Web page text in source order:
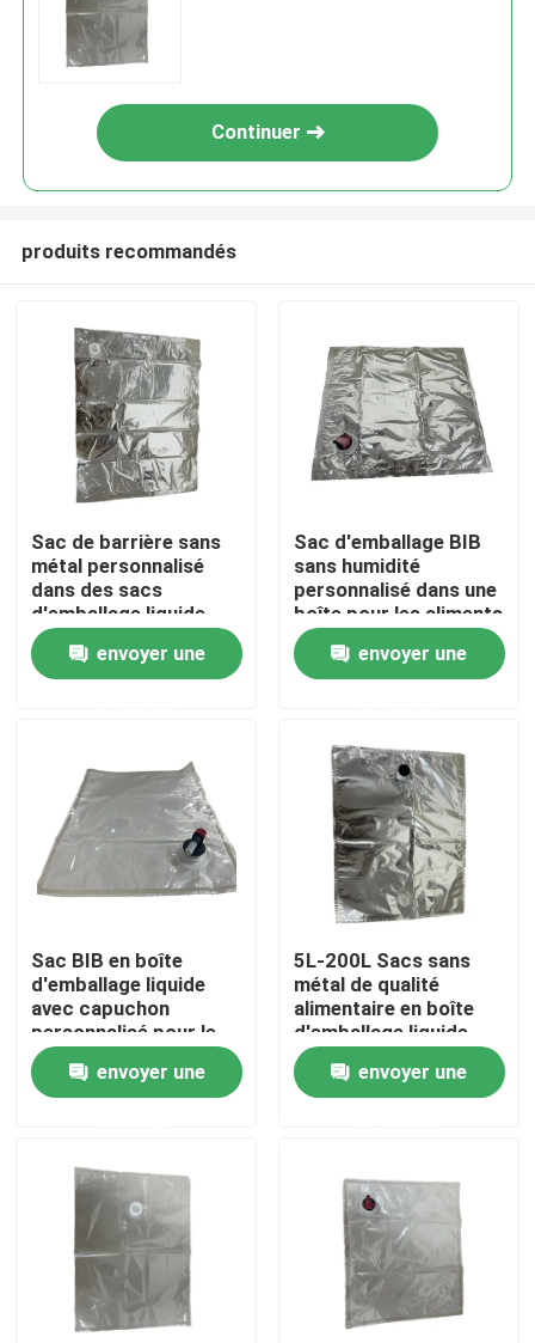
Maison
Au sujet de nous
Visite d'usine
Contrôle de qualité
Contactez-nous
Nouvelles
Poches d'emballage alimentaire
Pochette d'emballage de bec
Continuer
produits recommandés
Sac de barrière sans
métal personnalisé
dans des sacs
d'emballage liquide
envoyer une
Sac d'emballage BIB
sans humidité
personnalisé dans une
boîte pour les aliments
liquides
envoyer une
Sac BIB en boîte
d'emballage liquide
avec capuchon
personnalisé pour le
jus liquide et le lait
envoyer une
5L-200L Sacs sans
métal de qualité
alimentaire en boîte
d'emballage liquide
double capuchon
envoyer une